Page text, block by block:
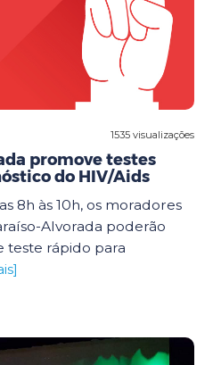
1535 visualizações
promove testes
do HIV/Aids
8h às 10h, os moradores
Alvorada poderão
teste rápido para